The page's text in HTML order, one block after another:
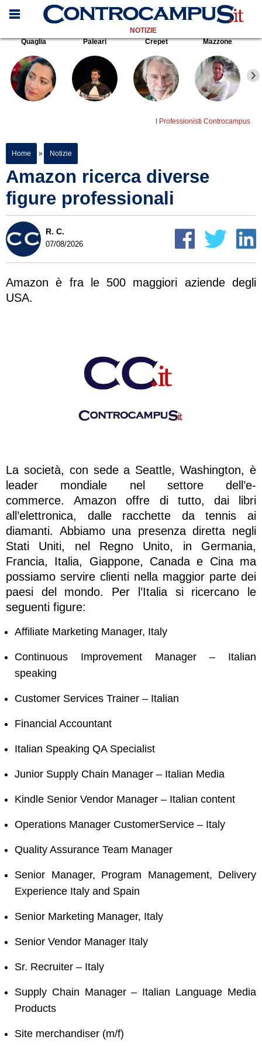
NOTIZIE
Quaglia
Paleari Crepet Mazzone
I Professionisti Controcampus
Home » Notizie
Amazon ricerca diverse
figure professionali
R. C.
07/08/2026
Amazon è fra le 500 maggiori aziende degli
USA.
La società, con sede a Seattle, Washington, è
leader mondiale nel settore dell’e-
commerce. Amazon offre di tutto, dai libri
all’elettronica, dalle racchette da tennis ai
diamanti. Abbiamo una presenza diretta negli
Stati Uniti, nel Regno Unito, in Germania,
Francia, Italia, Giappone, Canada e Cina ma
possiamo servire clienti nella maggior parte dei
paesi del mondo. Per l’Italia si ricercano le
seguenti figure:
Affiliate Marketing Manager, Italy
Continuous Improvement Manager – Italian
speaking
Customer Services Trainer – Italian
Financial Accountant
Italian Speaking QA Specialist
Junior Supply Chain Manager – Italian Media
Kindle Senior Vendor Manager – Italian content
Operations Manager CustomerService – Italy
Quality Assurance Team Manager
Senior Manager, Program Management, Delivery
Experience Italy and Spain
Senior Marketing Manager, Italy
Senior Vendor Manager Italy
Sr. Recruiter – Italy
Supply Chain Manager – Italian Language Media
Products
Site merchandiser (m/f)